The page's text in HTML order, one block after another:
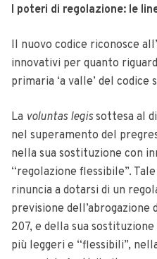
I poteri di regolazione: le
Il nuovo codice riconosce
innovativi per quanto
primaria ‘a valle’ del codice
La voluntas legissottesa al
nel superamento del
nella sua sostituzione con
“regolazione flessibile”.
rinuncia a dotarsi di un
previsione
207, e della sua
più leggeri e “flessibili”,